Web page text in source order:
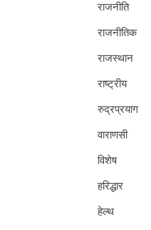
राजनीति
राजनीतिक
राजस्थान
राष्ट्रीय
रुद्रप्रयाग
वाराणसी
विशेष
हरिद्धार
हेल्थ